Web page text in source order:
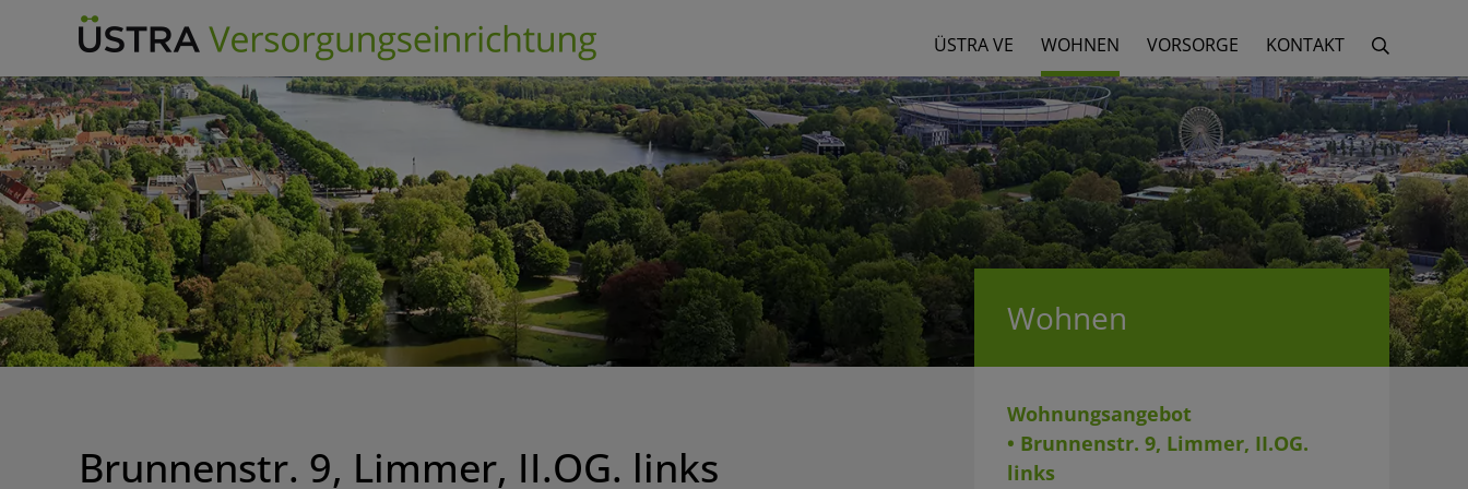
content
ÜSTRA VE WOHNEN VORSORGE KONTAKT
Brunnenstr. 9, Limmer, II.OG. links
Wohnen
Wohnungsangebot
• Brunnenstr. 9, Limmer, II.OG.
links